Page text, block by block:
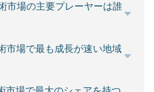
市場の主要プレーヤーは誰
市場で最も成長が速い地域